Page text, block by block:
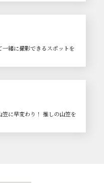
緒に撮影できるスポットを
に早変わり！ 推しの山笠を